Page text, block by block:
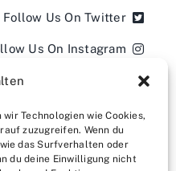
Technologien wie Cookies,
zuzugreifen. Wenn du
das Surfverhalten oder
du deine Einwilligung nicht
Follow Us On Twitter
Us On Instagram
Us On LinkedIn
us on YouTube
us on Pinterest